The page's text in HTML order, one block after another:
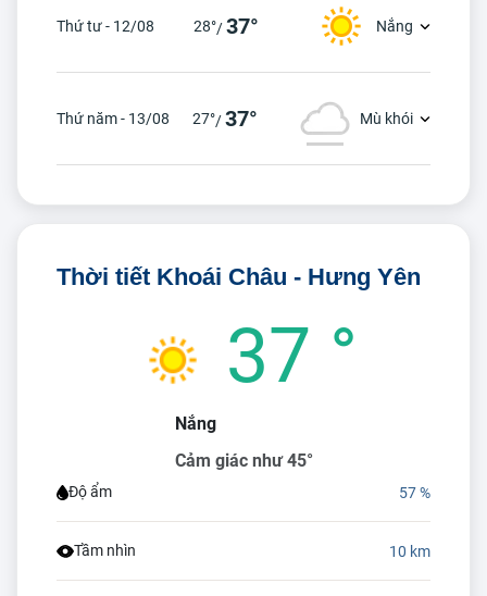
Thứ tư - 12/08 28°/37° Nắng
Thứ năm - 13/08 27°/37° Mù khói
Thời tiết Khoái Châu - Hưng Yên
37 °
Nắng
Cảm giác như 45°
Độ ẩm 57 %
Tầm nhìn 10 km